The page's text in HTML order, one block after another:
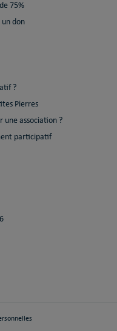
75%
don
?
Pierres
une association ?
participatif